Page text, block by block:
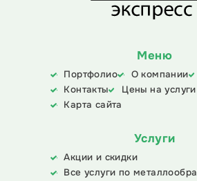
Меню
Портфолио О компании
Контакты
Цены на услуги
Карта сайта
Услуги
Акции и скидки
Все услуги по